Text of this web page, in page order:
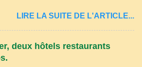
tout cela dans un grand parc
rempli d’eau, appelé : le Lac de
ou Tazanat, il est le premier et le
nord de la Chaîne des Puys qui en
près de soixante. En Auvergne
LIRE LA SUITE DE L'ARTICLE...
deux hôtels restaurants